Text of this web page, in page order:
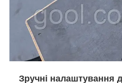
Зручні налаштування